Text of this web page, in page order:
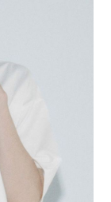
公司）所提供，讓
將買賣／分期付款
款。
商店將以您的個人
集、處理及利用，
更正。
。
取消訂單，請聯絡
需透過AFTEE先享
示為準，若有關於
「AFTEE先享後付
home
付」服務完成之交
關給付款項請求債
aftee.tw/terms/#terms3
意方可使用